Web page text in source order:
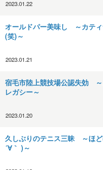
2023.01.22
オールドパー美味し ～カテ
(笑)～
2023.01.21
宿毛市陸上競技場公認失効
レガシー～
2023.01.20
久しぶりのテニス三昧 ～ほ
´∀｀ )～